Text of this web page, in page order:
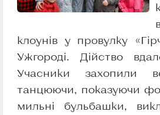
клоунів у провулку
Ужгороді. Дійство
Учасники захопили
танцюючи, показуючи
мильні бульбашки,